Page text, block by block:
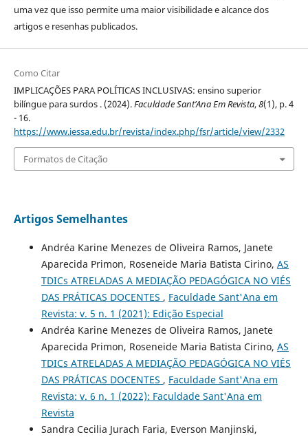
uma vez que isso permite uma maior visibilidade e alcance dos
artigos e resenhas publicados.
Como Citar
IMPLICAÇÕES PARA POLÍTICAS INCLUSIVAS: ensino superior
bilíngue para surdos . (2024).Faculdade Sant’Ana Em Revista,8(1), p. 4
- 16.
https://www.iessa.edu.br/revista/index.php/fsr/article/view/2332
Formatos de Citação
Artigos Semelhantes
Andréa Karine Menezes de Oliveira Ramos, Janete
Aparecida Primon, Roseneide Maria Batista Cirino, AS
TDICs ATRELADAS A MEDIAÇÃO PEDAGÓGICA NO VIÉS
DAS PRÁTICAS DOCENTES , Faculdade Sant'Ana em
Revista: v. 5 n. 1 (2021): Edição Especial
Andréa Karine Menezes de Oliveira Ramos, Janete
Aparecida Primon, Roseneide Maria Batista Cirino, AS
TDICs ATRELADAS A MEDIAÇÃO PEDAGÓGICA NO VIÉS
DAS PRÁTICAS DOCENTES , Faculdade Sant'Ana em
Revista: v. 6 n. 1 (2022): Faculdade Sant'Ana em
Revista
Sandra Cecilia Jurach Faria, Everson Manjinski,